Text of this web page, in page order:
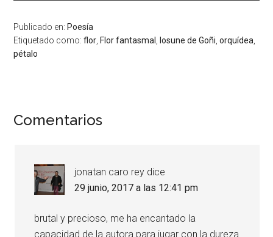
Publicado en: Poesía
Etiquetado como:flor Flor fantasmal Iosune de Goñi ,orquídea
pétalo
Comentarios
jonatan caro rey dice
29 junio, 2017 a las 12:41 pm
brutal y precioso, me ha encantado la
capacidad de la autora para jugar con la dureza